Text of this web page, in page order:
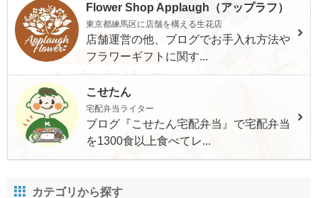
Flower Shop Applaugh（アップラフ）
東京都練馬区に店舗を構える生花店
店舗運営の他、ブログでお手入れ方法や
フラワーギフトに関す...
こせたん
宅配弁当ライター
ブログ『こせたん宅配弁当』で宅配弁当
を1300食以上食べてレ...
カテゴリから探す